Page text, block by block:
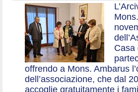
Casa
offrendo a Mons. Ambarus
dell’associazione, che dal
accoglie gratuitamente i